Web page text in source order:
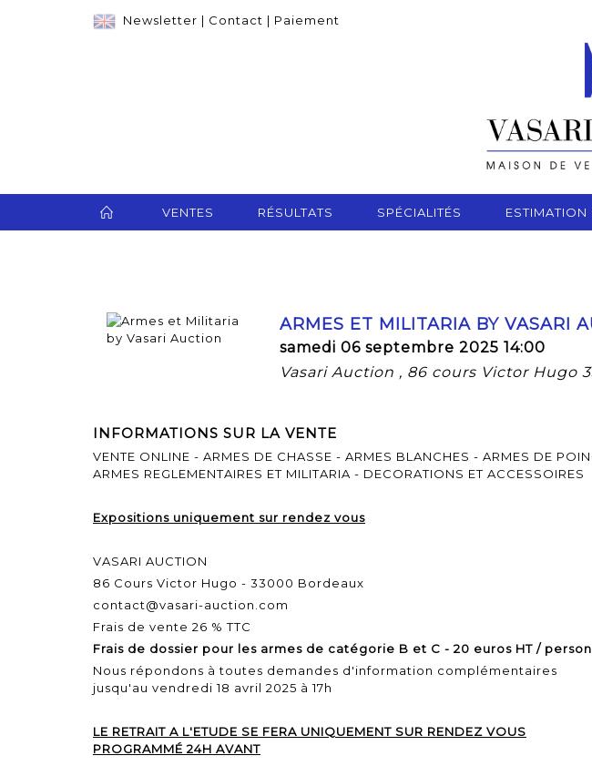
Newsletter | Contact | Paiement
VENTES RÉSULTATS SPÉCIALITÉS ESTIMATION
ARMES ET MILITARIA BY VASARI
samedi 06 septembre 2025 14:00
Vasari Auction , 86 cours Victor Hugo
INFORMATIONS SUR LA VENTE
VENTE ONLINE - ARMES DE CHASSE - ARMES BLANCHES - ARMES DE
ARMES REGLEMENTAIRES ET MILITARIA - DECORATIONS ET ACCESSOIRES
Expositions uniquement sur rendez vous
VASARI AUCTION
86 Cours Victor Hugo - 33000 Bordeaux
contact@vasari-auction.com
Frais de vente 26 % TTC
Frais de dossier pour les armes de catégorie B et C - 20 euros HT /
Nous répondons à toutes demandes d'information complémentaires
jusqu'au vendredi 18 avril 2025 à 17h
LE RETRAIT A L'ETUDE SE FERA UNIQUEMENT SUR RENDEZ VOUS
PROGRAMMÉ 24H AVANT